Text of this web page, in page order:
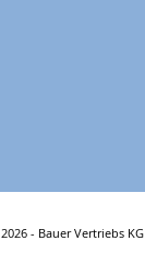
2026 - Bauer Vertriebs KG